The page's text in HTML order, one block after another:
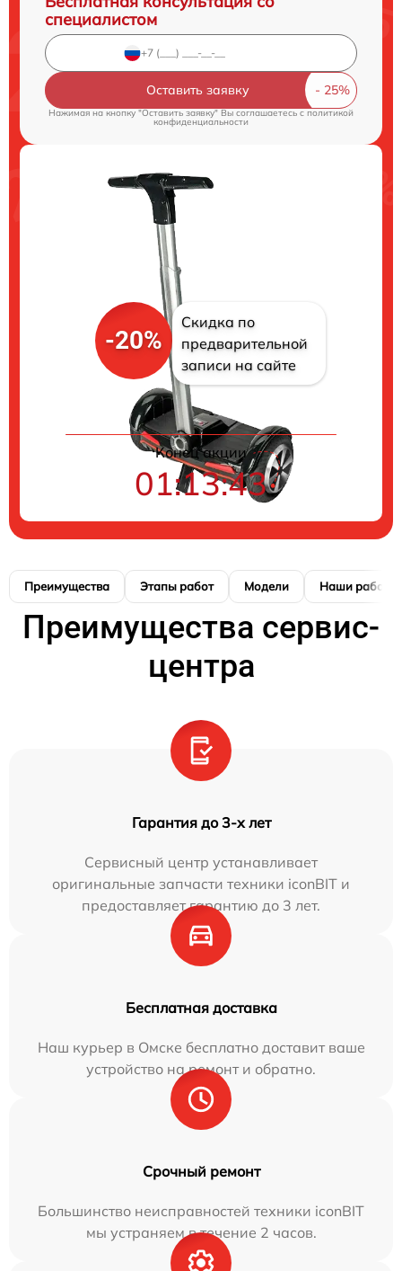
специалистом
Оставить заявку
Нажимая на кнопку "Оставить заявку" Вы соглашаетесь cполитикой
конфиденциальности
-20%
Скидка по
предварительной
записи на сайте
Конец акции
01:13:41
Преимущества Этапы работ Модели Наши работы
Преимущества сервис-
центра
Гарантия до 3-х лет
Сервисный центр устанавливает
оригинальные запчасти техники iconBIT и
предоставляет гарантию до 3 лет.
Бесплатная доставка
Наш курьер в Омске бесплатно доставит ваше
устройство на ремонт и обратно.
Срочный ремонт
Большинство неисправностей техники iconBIT
мы устраняем в течение 2 часов.